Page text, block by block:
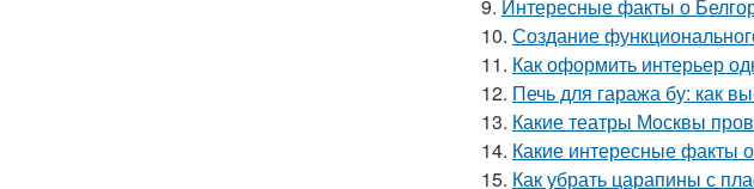
9. Интересные факты о
10. Создание
11. Как оформить интерьер
12. Печь для гаража бу: как
13. Какие театры Москвы
14. Какие интересные факты
15. Как убрать царапины с